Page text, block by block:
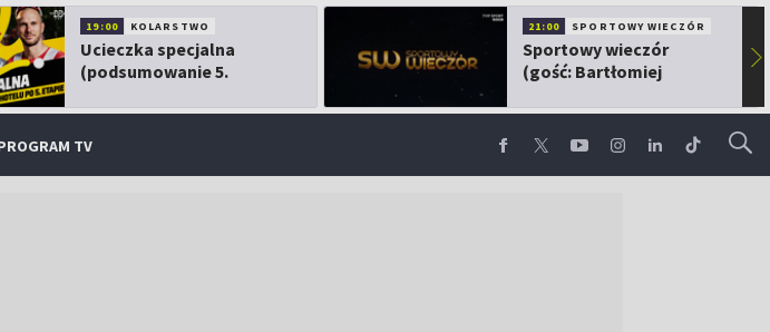
19:00 KOLARSTWO
Ucieczka specjalna
(podsumowanie 5.
21:00 SPORTOWY WIECZÓR
Sportowy wieczór
(gość: Bartłomiej
▶
TV